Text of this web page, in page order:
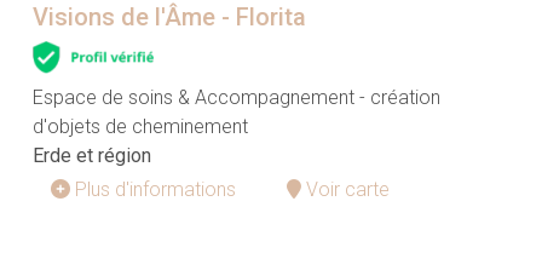
Visions de l'Âme - Florita
Espace de soins & Accompagnement - création
d'objets de cheminement
Erde et région
Plus d'informations
Voir carte